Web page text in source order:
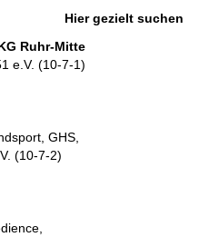
Hier gezielt suchen
Ruhr-Mitte
e.V. (10-7-1)
GHS,
(10-7-2)